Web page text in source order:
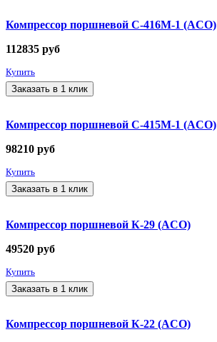
Компрессор поршневой С-416М-1 (ACO)
112835 руб
Купить
Заказать в 1 клик
Компрессор поршневой С-415М-1 (ACO)
98210 руб
Купить
Заказать в 1 клик
Компрессор поршневой К-29 (ACO)
49520 руб
Купить
Заказать в 1 клик
Компрессор поршневой К-22 (ACO)